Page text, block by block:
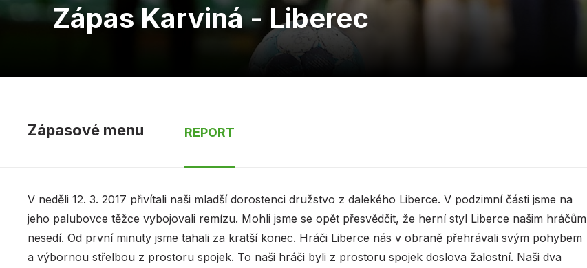
Zápas Karviná - Liberec
Zápasové menu REPORT
V neděli 12. 3. 2017 přivítali naši mladší dorostenci družstvo z dalekého Liberce. V podzimní části jsme na
jeho palubovce těžce vybojovali remízu. Mohli jsme se opět přesvědčit, že herní styl Liberce našim hráčům
nesedí. Od první minuty jsme tahali za kratší konec. Hráči Liberce nás v obraně přehrávali svým pohybem
a výbornou střelbou z prostoru spojek. To naši hráči byli z prostoru spojek doslova žalostní. Naši dva